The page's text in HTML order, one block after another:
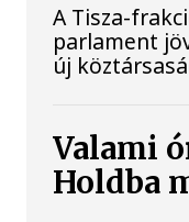
A Tisza-
parlament
új
Valami
Holdba